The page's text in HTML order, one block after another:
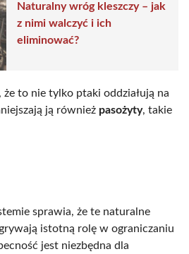
Naturalny wróg kleszczy – jak
z nimi walczyć i ich
eliminować?
to nie tylko ptaki oddziałują na
ją również pasożyty, takie
sprawia, że te naturalne
istotną rolę w ograniczaniu
jest niezbędna dla